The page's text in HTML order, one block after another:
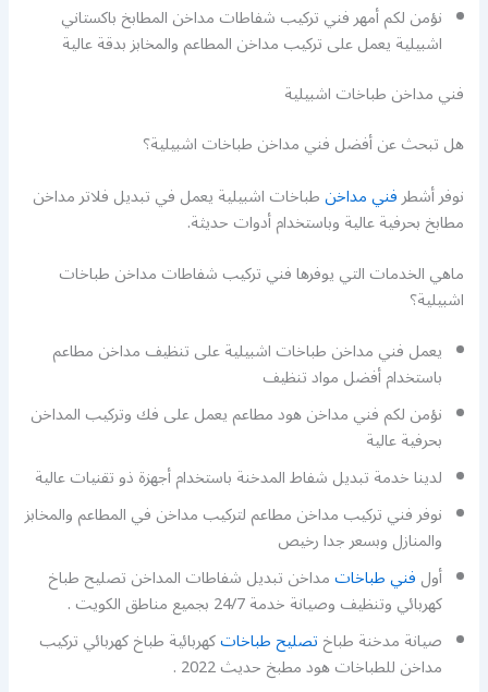
نؤمن لكم أمهر فني تركيب شفاطات مداخن المطابخ باكستاني
اشبيلية يعمل على تركيب مداخن المطاعم والمخابز بدقة عالية
فني مداخن طباخات اشبيلية
هل تبحث عن أفضل فني مداخن طباخات اشبيلية؟
نوفر أشطرفني مداخنطباخات اشبيلية يعمل في تبديل فلاتر مداخن
مطابخ بحرفية عالية وباستخدام أدوات حديثة.
ماهي الخدمات التي يوفرها فني تركيب شفاطات مداخن طباخات
اشبيلية؟
يعمل فني مداخن طباخات اشبيلية على تنظيف مداخن مطاعم
باستخدام أفضل مواد تنظيف
نؤمن لكم فني مداخن هود مطاعم يعمل على فك وتركيب المداخن
بحرفية عالية
لدينا خدمة تبديل شفاط المدخنة باستخدام أجهزة ذو تقنيات عالية
نوفر فني تركيب مداخن مطاعم لتركيب مداخن في المطاعم والمخابز
والمنازل وبسعر جدا رخيص
أولفني طباخاتمداخن تبديل شفاطات المداخن تصليح طباخ
كهربائي وتنظيف وصيانة خدمة 24/7 بجميع مناطق الكويت .
صيانة مدخنة طباختصليح طباخاتكهربائية طباخ كهربائي تركيب
مداخن للطباخات هود مطبخ حديث 2022 .